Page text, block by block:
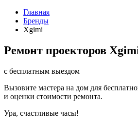
Главная
Бренды
Xgimi
Ремонт проекторов
с бесплатным выездом
Вызовите мастера на дом для
и оценки стоимости ремонта.
Ура, счастливые часы!